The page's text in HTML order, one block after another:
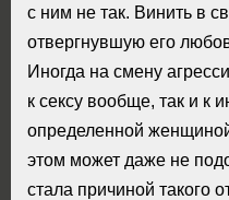
с ним не так. Винить в
отвергнувшую его
Иногда на смену
к сексу вообще, так и к
определенной
этом может даже не
стала причиной такого